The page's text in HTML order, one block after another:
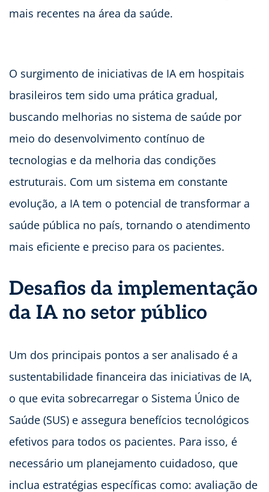
mais recentes na área da saúde.
O surgimento de iniciativas de IA em hospitais
brasileiros tem sido uma prática gradual,
buscando melhorias no sistema de saúde por
meio do desenvolvimento contínuo de
tecnologias e da melhoria das condições
estruturais. Com um sistema em constante
evolução, a IA tem o potencial de transformar a
saúde pública no país, tornando o atendimento
mais eficiente e preciso para os pacientes.
Desafios da implementação
da IA no setor público
Um dos principais pontos a ser analisado é a
sustentabilidade financeira das iniciativas de IA,
o que evita sobrecarregar o Sistema Único de
Saúde (SUS) e assegura benefícios tecnológicos
efetivos para todos os pacientes. Para isso, é
necessário um planejamento cuidadoso, que
inclua estratégias específicas como: avaliação de